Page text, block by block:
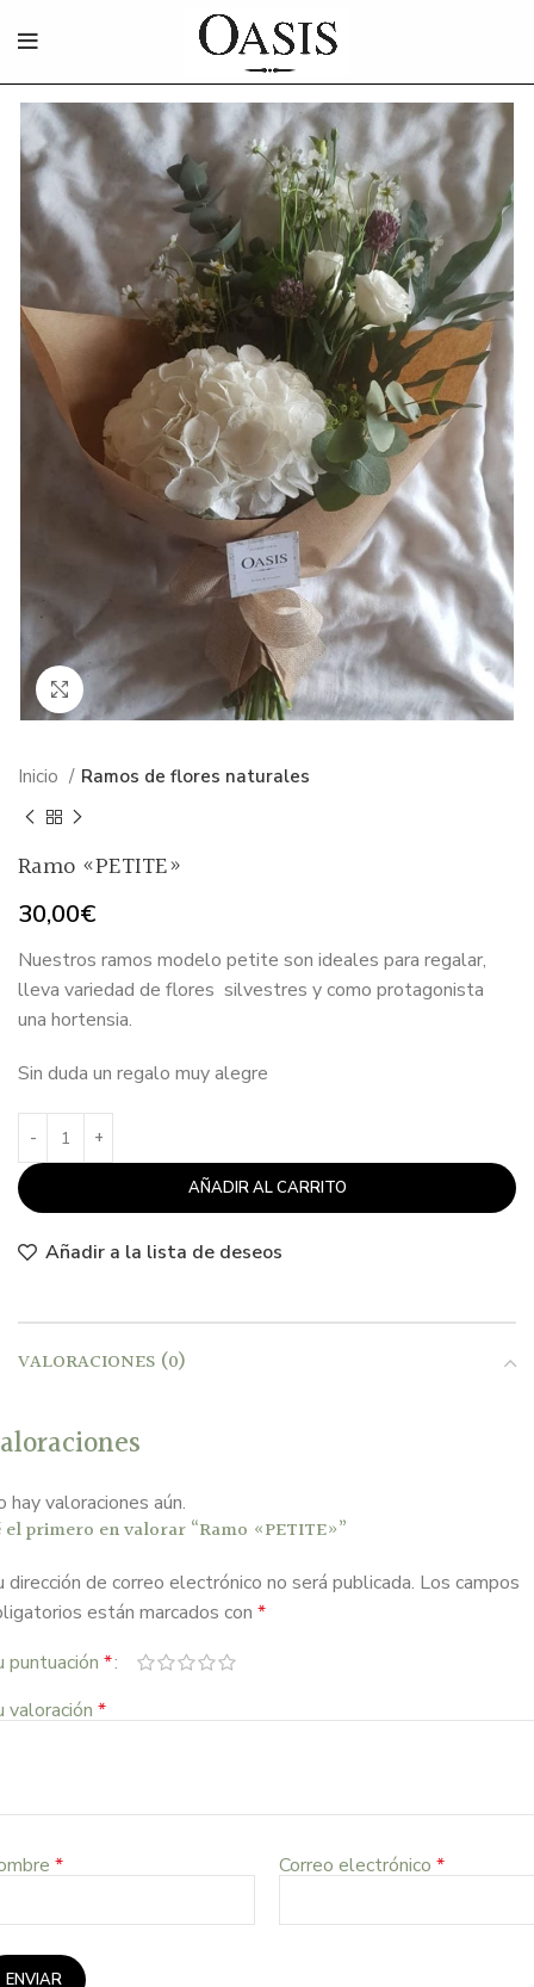
Haga Click para agrandar
Inicio Ramos de flores naturales
Ramo «PETITE»
30,00€
Nuestros ramos modelo petite son ideales para regalar,
lleva variedad de flores silvestres y como protagonista
una hortensia.
Sin duda un regalo muy alegre
AÑADIR AL CARRITO
Añadir a la lista de deseos
VALORACIONES (0)
hay valoraciones aún.
el primero en valorar “Ramo «PETITE»”
dirección de correo electrónico no será publicada. Los campos
están marcados con *
puntuación *
valoración *
* Correo electrónico *